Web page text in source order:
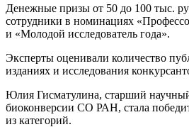
Денежные призы от 50 до 100 тыс.
сотрудники в номинациях
и «Молодой исследователь года».
Эксперты оценивали количество
изданиях и исследования
Юлия Гисматулина, старший
биоконверсии СО РАН, стала
из категорий.